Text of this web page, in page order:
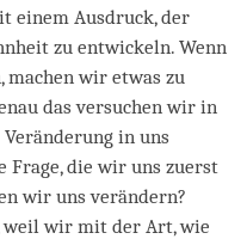
einem Ausdruck, der
zu entwickeln. Wenn
wir etwas zu
das versuchen wir in
in uns
Frage, die wir uns zuerst
wir uns verändern?
weil wir mit der Art, wie